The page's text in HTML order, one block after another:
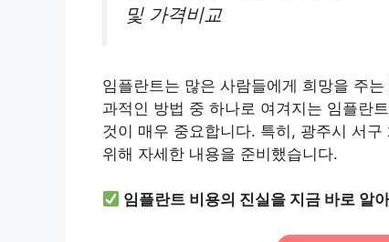
및 가격비교
임플란트는 많은 사람들에게 희망을 주
과적인 방법 중 하나로 여겨지는 임플란
것이 매우 중요합니다. 특히, 광주시 서
위해 자세한 내용을 준비했습니다.
임플란트 비용의 진실을 지금 바로 알